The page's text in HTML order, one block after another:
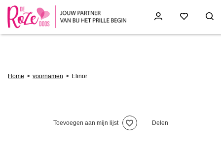
Home voornamen Elinor
Toevoegen aan mijn lijst Delen